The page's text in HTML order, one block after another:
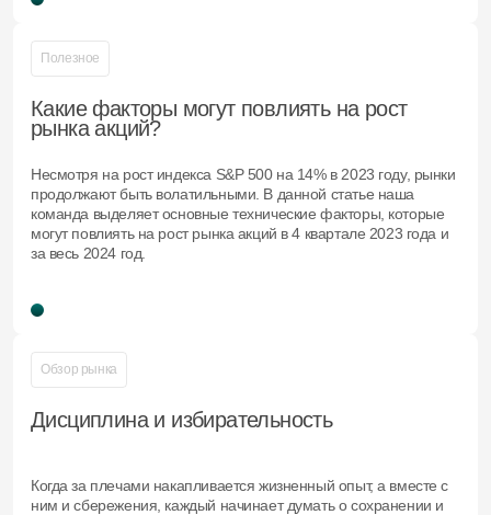
Полезное
Какие факторы могут повлиять на рост
рынка акций?
Несмотря на рост индекса S&P 500 на 14% в 2023 году, рынки
продолжают быть волатильными. В данной статье наша
команда выделяет основные технические факторы, которые
могут повлиять на рост рынка акций в 4 квартале 2023 года и
за весь 2024 год.
Обзор рынка
Дисциплина и избирательность
Когда за плечами накапливается жизненный опыт, а вместе с
ним и сбережения, каждый начинает думать о сохранении и